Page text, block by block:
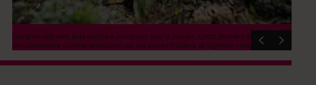
Les granulés sont plus faciles à manipuler que la poudre. Cette dernière sera utilisée
principalement comme protection sur les arbres fruitiers. © Sigfredo Haro